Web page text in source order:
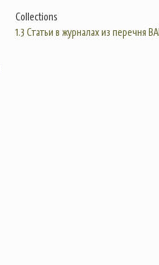
Collections
1.3 Статьи в журналах из перечня